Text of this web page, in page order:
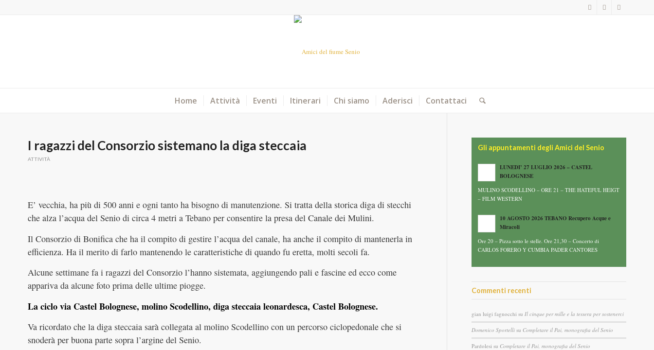
Home Attività Eventi Itinerari Chi siamo Aderisci Contattaci
I ragazzi del Consorzio sistemano la diga steccaia
ATTIVITÀ
E’ vecchia, ha più di 500 anni e ogni tanto ha bisogno di manutenzione. Si tratta della storica diga di stecchi
che alza l’acqua del Senio di circa 4 metri a Tebano per consentire la presa del Canale dei Mulini.
Il Consorzio di Bonifica che ha il compito di gestire l’acqua del canale, ha anche il compito di mantenerla in
efficienza. Ha il merito di farlo mantenendo le caratteristiche di quando fu eretta, molti secoli fa.
Alcune settimane fa i ragazzi del Consorzio l’hanno sistemata, aggiungendo pali e fascine ed ecco come
appariva da alcune foto prima delle ultime piogge.
La ciclo via Castel Bolognese, molino Scodellino, diga steccaia leonardesca, Castel Bolognese.
Va ricordato che la diga steccaia sarà collegata al molino Scodellino con un percorso ciclopedonale che si
snoderà per buona parte sopra l’argine del Senio.
Gli appuntamenti degli Amici del Senio
LUNEDI’ 27 LUGLIO 2026 – CASTEL
BOLOGNESE
MULINO SCODELLINO – ORE 21 – THE HATEFUL HEIGT
– FILM WESTERN
10 AGOSTO 2026 TEBANO Recupero Acque e
Miracoli
Ore 20 – Pizza sotto le stelle. Ore 21,30 – Concerto di
CARLOS FORERO Y CUMBIA PADER CANTORES
Commenti recenti
gian luigi fagnocchi su Il cinque per mille e la tessera per sostenerci
Domenico Sportelli su Completare il Pai, monografia del Senio
Pardolesi su Completare il Pai, monografia del Senio